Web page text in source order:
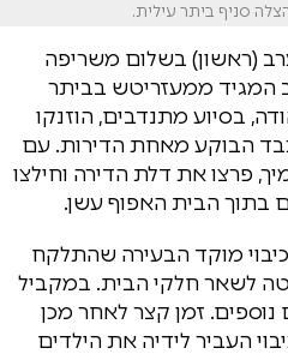
סניף ביתר עילית.
4 ו‑8 חולצו הערב (ראשון) בשלום משריפה
המגיד ממעזריטש בביתר
בסיוע מתנדבים, הוזנקו
הבוקע מאחת הדירות. עם
פרצו את דלת הדירה וחילצו
בתוך הבית האפוף עשן.
מוקד הבעירה שהתלקח
לשאר חלקי הבית. במקביל
נוספים. זמן קצר לאחר מכן
העביר לידיה את הילדים